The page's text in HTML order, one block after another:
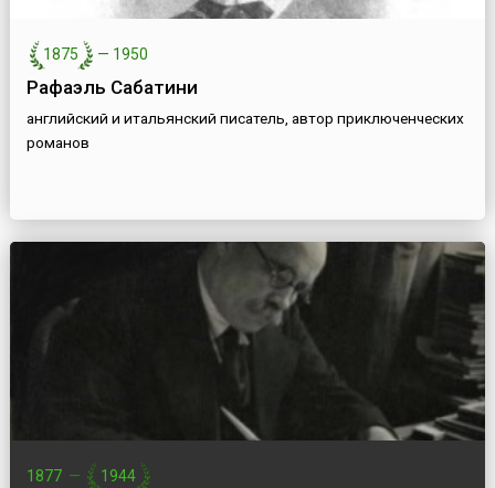
1875 — 1950
Рафаэль Сабатини
английский и итальянский писатель, автор приключенческих
романов
1877 — 1944